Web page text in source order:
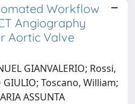
Workflow
Angiography
Aortic Valve
GIANVALERIO; Rossi,
Toscano, William;
ASSUNTA